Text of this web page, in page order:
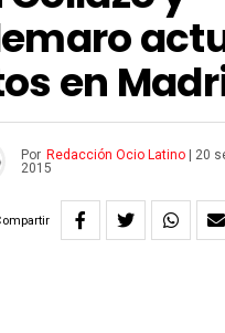
en
Por Redacción Ocio Latino
20
2015